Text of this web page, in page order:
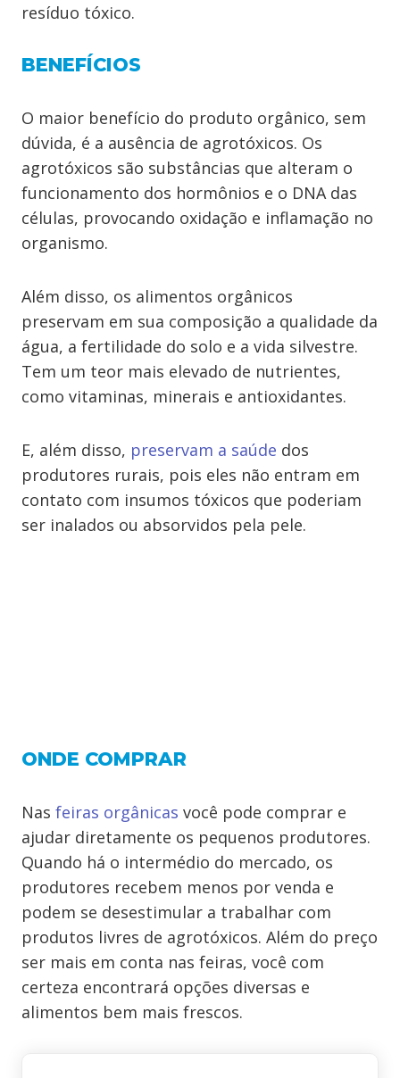
resíduo tóxico.
BENEFÍCIOS
O maior benefício do produto orgânico, sem
dúvida, é a ausência de agrotóxicos. Os
agrotóxicos são substâncias que alteram o
funcionamento dos hormônios e o DNA das
células, provocando oxidação e inflamação no
organismo.
Além disso, os alimentos orgânicos
preservam em sua composição a qualidade da
água, a fertilidade do solo e a vida silvestre.
Tem um teor mais elevado de nutrientes,
como vitaminas, minerais e antioxidantes.
E, além disso, preservam a saúde dos
produtores rurais, pois eles não entram em
contato com insumos tóxicos que poderiam
ser inalados ou absorvidos pela pele.
ONDE COMPRAR
Nas feiras orgânicas você pode comprar e
ajudar diretamente os pequenos produtores.
Quando há o intermédio do mercado, os
produtores recebem menos por venda e
podem se desestimular a trabalhar com
produtos livres de agrotóxicos. Além do preço
ser mais em conta nas feiras, você com
certeza encontrará opções diversas e
alimentos bem mais frescos.